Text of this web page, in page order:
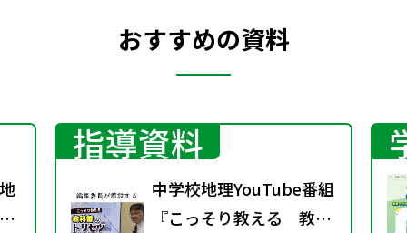
おすすめの資料
指導資料
中学校地理YouTube番組
『こっそり教える 教科